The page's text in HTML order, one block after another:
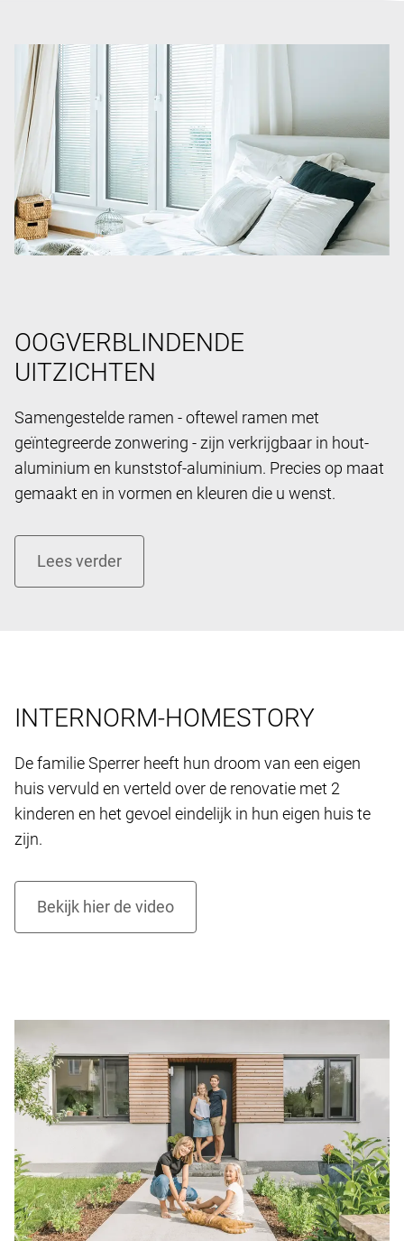
OOGVERBLINDENDE
UITZICHTEN
Samengestelde ramen - oftewel ramen met
geïntegreerde zonwering - zijn verkrijgbaar in hout-
aluminium en kunststof-aluminium. Precies op maat
gemaakt en in vormen en kleuren die u wenst.
INTERNORM-HOMESTORY
De familie Sperrer heeft hun droom van een eigen ​​
huis vervuld en verteld over de renovatie met 2
kinderen en het gevoel eindelijk in hun eigen huis te
zijn.